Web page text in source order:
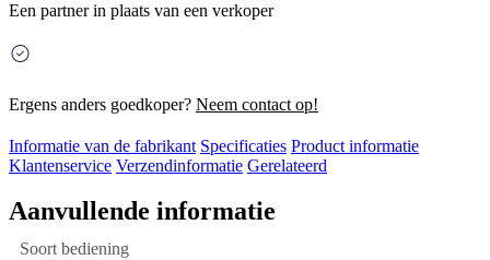
Een partner in plaats van een verkoper
Ergens anders goedkoper? Neem contact op!
Informatie van de fabrikant Specificaties Product informatie
Klantenservice Verzendinformatie Gerelateerd
Aanvullende informatie
Soort bediening